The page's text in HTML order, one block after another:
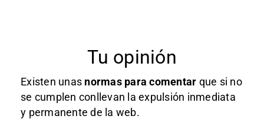
Tu opinión
Existen unas normas para comentar que si no
se cumplen conllevan la expulsión inmediata
y permanente de la web.